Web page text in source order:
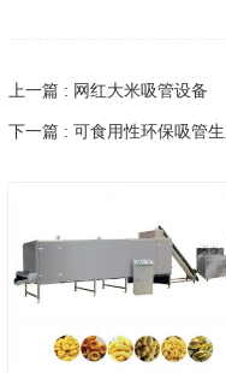
上一篇 : 网红大米吸管设备
下一篇 : 可食用性环保吸管